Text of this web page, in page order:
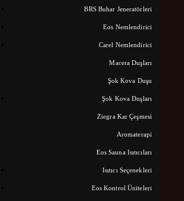
BRS Buhar Jeneratörleri
Eos Nemlendirici
Carel Nemlendirici
Macera Duşları
Şok Kova Duşu
Şok Kova Duşları
Ziegra Kar Çeşmesi
Aromaterapi
Eos Sauna Isıtıcıları
Isıtıcı Seçenekleri
Eos Kontrol Üniteleri